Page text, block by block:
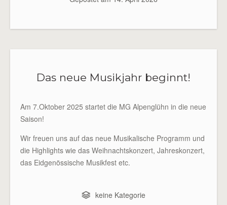
Das neue Musikjahr beginnt!
Am 7.Oktober 2025 startet die MG Alpenglühn in die neue
Saison!
Wir freuen uns auf das neue Musikalische Programm und
die Highlights wie das Weihnachtskonzert, Jahreskonzert,
das Eidgenössische Musikfest etc.
keine Kategorie